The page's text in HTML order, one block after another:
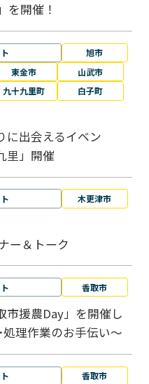
を開催！
旭市
東金市
山武市
九十九里町
白子町
に出会えるイベン
」開催
木更津市
ー＆トーク
香取市
市援農Day」を開催し
理作業のお手伝い～
香取市